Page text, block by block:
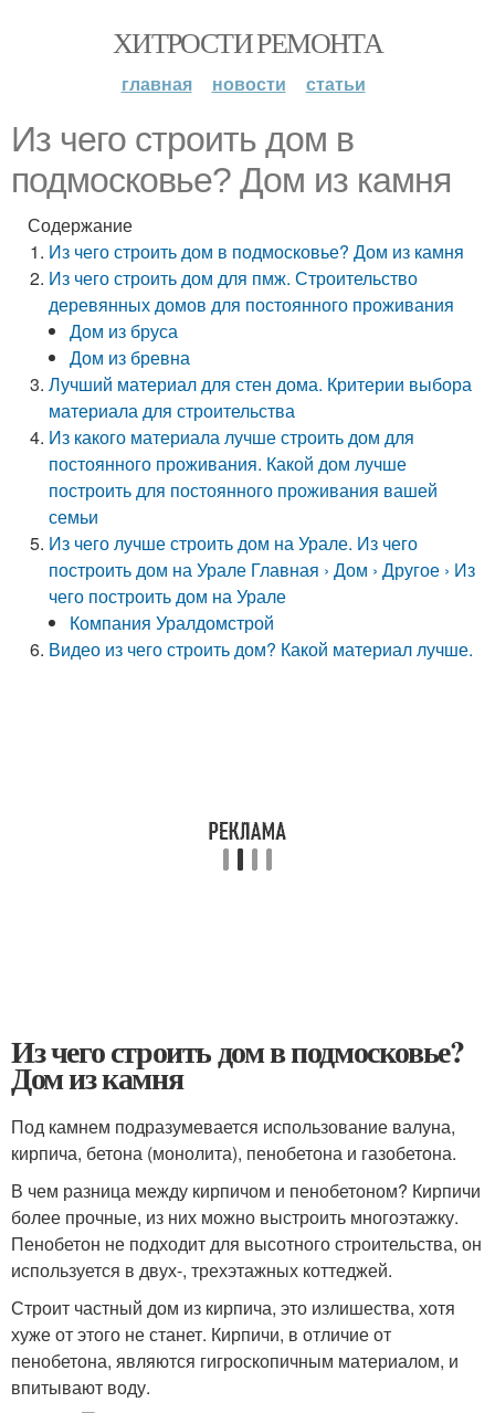
ХИТРОСТИ РЕМОНТА
главная новости статьи
Из чего строить дом в
подмосковье? Дом из камня
Содержание
Из чего строить дом в подмосковье? Дом из камня
Из чего строить дом для пмж. Строительство
деревянных домов для постоянного проживания
Дом из бруса
Дом из бревна
Лучший материал для стен дома. Критерии выбора
материала для строительства
Из какого материала лучше строить дом для
постоянного проживания. Какой дом лучше
построить для постоянного проживания вашей
семьи
Из чего лучше строить дом на Урале. Из чего
построить дом на Урале Главная › Дом › Другое › Из
чего построить дом на Урале
Компания Уралдомстрой
Видео из чего строить дом? Какой материал лучше.
Из чего строить дом в подмосковье?
Дом из камня
Под камнем подразумевается использование валуна,
кирпича, бетона (монолита), пенобетона и газобетона.
В чем разница между кирпичом и пенобетоном? Кирпичи
более прочные, из них можно выстроить многоэтажку.
Пенобетон не подходит для высотного строительства, он
используется в двух-, трехэтажных коттеджей.
Строит частный дом из кирпича, это излишества, хотя
хуже от этого не станет. Кирпичи, в отличие от
пенобетона, являются гигроскопичным материалом, и
впитывают воду.